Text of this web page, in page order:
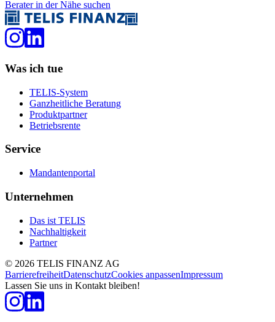
Berater in der Nähe suchen
Was ich tue
TELIS-System
Ganzheitliche Beratung
Produktpartner
Betriebsrente
Service
Mandantenportal
Unternehmen
Das ist TELIS
Nachhaltigkeit
Partner
© 2026 TELIS FINANZ AG
BarrierefreiheitDatenschutzCookies anpassenImpressum
Lassen Sie uns in Kontakt bleiben!